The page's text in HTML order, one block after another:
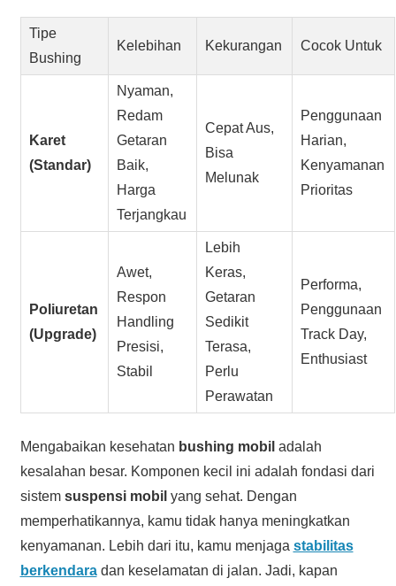
Tipe
Bushing
Kelebihan Kekurangan Cocok Untuk
Karet
(Standar)
Nyaman,
Redam
Getaran
Baik,
Harga
Terjangkau
Cepat Aus,
Bisa
Melunak
Penggunaan
Harian,
Kenyamanan
Prioritas
Poliuretan
(Upgrade)
Awet,
Respon
Handling
Presisi,
Stabil
Lebih
Keras,
Getaran
Sedikit
Terasa,
Perlu
Perawatan
Performa,
Penggunaan
Track Day,
Enthusiast
Mengabaikan kesehatan bushing mobil adalah
kesalahan besar. Komponen kecil ini adalah fondasi dari
sistem suspensi mobil yang sehat. Dengan
memperhatikannya, kamu tidak hanya meningkatkan
kenyamanan. Lebih dari itu, kamu menjaga stabilitas
berkendaradan keselamatan di jalan. Jadi, kapan